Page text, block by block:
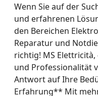
Wenn Sie auf der
und erfahrenen
den Bereichen
Reparatur und
richtig! MS
und Professionalität
Antwort auf Ihre
Erfahrung** Mit